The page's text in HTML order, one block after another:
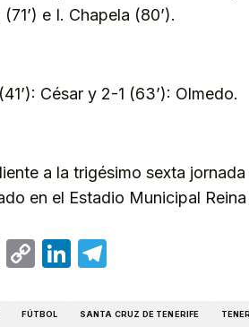
e I. Chapela (80’).
César y 2-1 (63’): Olmedo.
a la trigésimo sexta jornada
en el Estadio Municipal
X
CopyLinkedIn
FÚTBOL SANTA CRUZ DE TENERIFE